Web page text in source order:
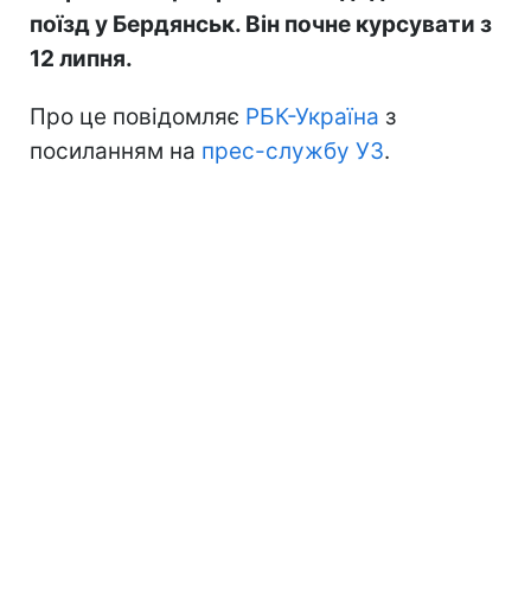
поїзд у Бердянськ. Він почне курсувати з
12 липня.
Про це повідомляє РБК-Україна з
посиланням на прес-службу УЗ.